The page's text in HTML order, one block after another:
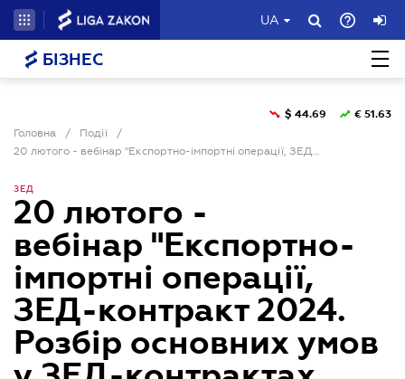
UA
БІЗНЕС
Головна / Події
/
20 лютого - вебінар "Експортно-імпортні операції, ЗЕД-контракт 2024. Розбір основних умов у ЗЕД-контрактах. Практичні поради для бізнесу"
$ 44.69 € 51.63
ЗЕД
20 лютого -
вебінар "Експортно-
імпортні операції,
ЗЕД-контракт 2024.
Розбір основних умов